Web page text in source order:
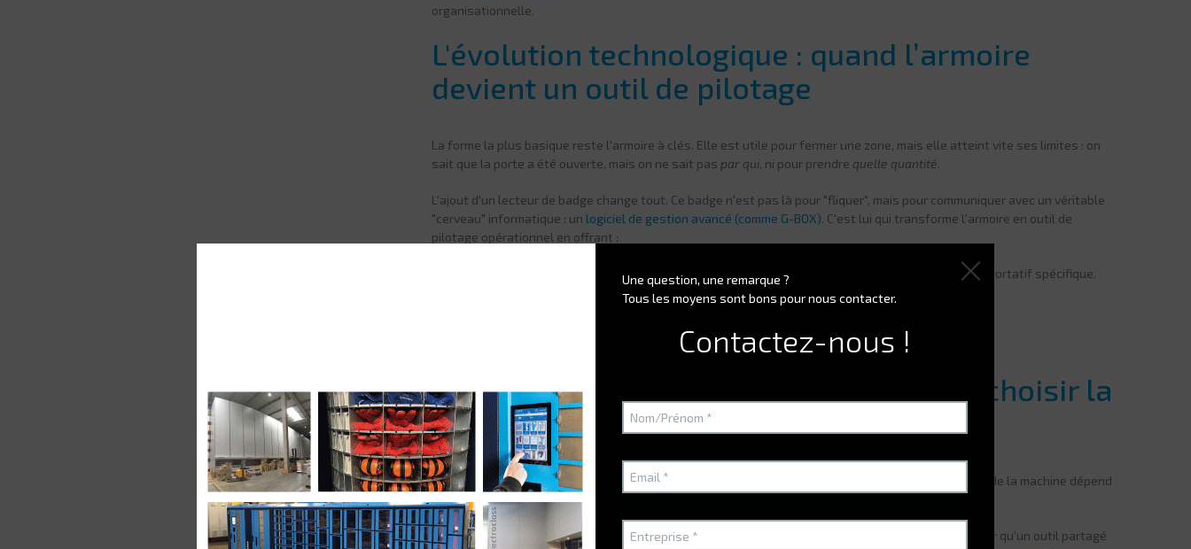
organisationnelle.
L'évolution technologique : quand l’armoire
devient un outil de pilotage
La forme la plus basique reste l'armoire à clés. Elle est utile pour fermer une zone, mais elle atteint vite ses limites : on
sait que la porte a été ouverte, mais on ne sait pas par qui, ni pour prendre quelle quantité.
L'ajout d'un lecteur de badge change tout. Ce badge n'est pas là pour "fliquer", mais pour communiquer avec un véritable
"cerveau" informatique : un logiciel de gestion avancé (comme G-BOX). C'est lui qui transforme l'armoire en outil de
pilotage opérationnel en offrant :
La gestion des autorisations : seules les personnes formées peuvent retirer un outil électroportatif spécifique.
l'édition de rapports d'usage par équipe ou par service en un clic.
la visibilité en temps réel pour déclencher le réassort avant la rupture.
Armoire, casiers, carrousels : comment choisir la
bonne solution ?
Dans un atelier, on confond souvent le besoin de "fermer" avec la méthode de distribution. Le choix de la machine dépend
de la granularité (le niveau de précision) que vous recherchez :
Pour l'outillage lourd et la métrologie :Quand vous devez gérer du prêt/retour et vous assurer qu'un outil partagé
Une question, une remarque ?
Tous les moyens sont bons pour nous contacter.
Contactez-nous !